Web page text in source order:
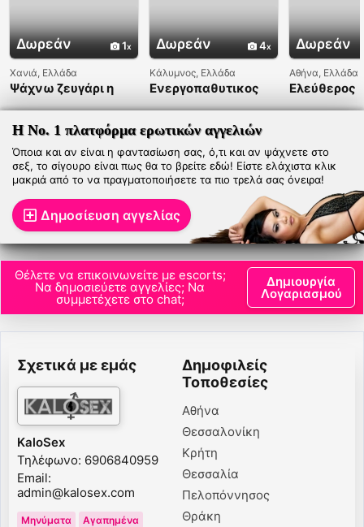
Δωρεάν 1
Χανιά, Ελλάδα
Ψάχνω ζευγάρι η
Δωρεάν 4
Κάλυμνος, Ελλάδα
Ενεργοπαθυτικος
Δωρεάν
Αθήνα, Ελλάδα
Ελεύθερος
Η Νο. 1 πλατφόρμα ερωτικών αγγελιών
Όποια και αν είναι η φαντασίωση σας, ό,τι και αν ψάχνετε στο
σεξ, το σίγουρο είναι πως θα το βρείτε εδώ! Είστε ελάχιστα κλικ
μακριά από το να πραγματοποιήσετε τα πιο τρελά σας όνειρα!
Δημοσίευση αγγελίας
Θέλετε να επικοινωνείτε με escorts;
Να δημοσιεύετε αγγελίες; Να
συμμετέχετε στο chat;
Δημιουργία
Λογαριασμού
Σχετικά με εμάς
KaloSex
Τηλέφωνο: 6906840959
Email:
admin@kalosex.com
Μηνύματα
Αγαπημένα
Δημοφιλείς
Τοποθεσίες
Αθήνα
Θεσσαλονίκη
Κρήτη
Θεσσαλία
Πελοπόννησος
Θράκη